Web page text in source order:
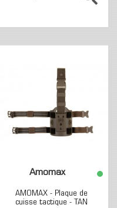
Amomax
AMOMAX - Plaque de
cuisse tactique - TAN